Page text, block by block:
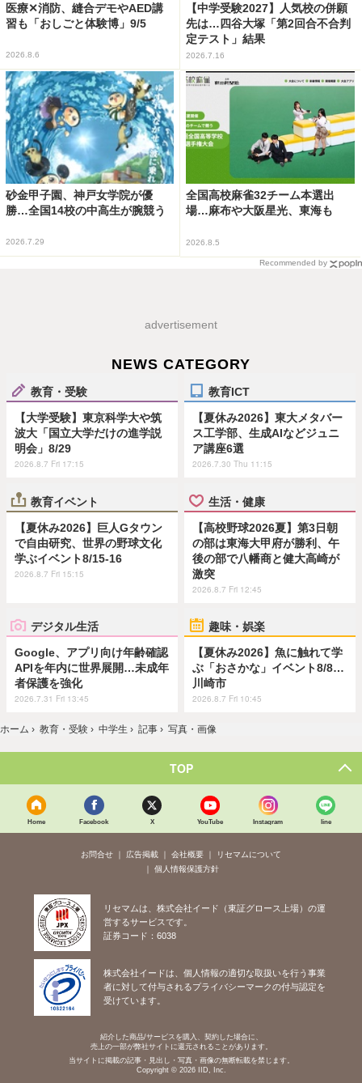
医療✕消防、縫合デモやAED講
習も「おしごと体験博」9/5
2026.8.6
【中学受験2027】人気校の併願
先は…四谷大塚「第2回合不合判
定テスト」結果
2026.7.16
砂金甲子園、神戸女学院が優
勝…全国14校の中高生が腕競う
2026.7.29
全国高校麻雀32チーム本選出
場…麻布や大阪星光、東海も
2026.8.5
Recommended by
advertisement
NEWS CATEGORY
教育・受験
【大学受験】東京科学大や筑
波大「国立大学だけの進学説
明会」8/29
2026.8.7 Fri 17:15
教育ICT
【夏休み2026】東大メタバー
ス工学部、生成AIなどジュニ
ア講座6選
2026.7.30 Thu 11:15
教育イベント
【夏休み2026】巨人Gタウン
で自由研究、世界の野球文化
学ぶイベント8/15-16
2026.8.7 Fri 15:15
生活・健康
【高校野球2026夏】第3日朝
の部は東海大甲府が勝利、午
後の部で八幡商と健大高崎が
激突
2026.8.7 Fri 12:45
デジタル生活
Google、アプリ向け年齢確認
APIを年内に世界展開…未成年
者保護を強化
2026.7.31 Fri 13:45
趣味・娯楽
【夏休み2026】魚に触れて学
ぶ「おさかな」イベント8/8…
川崎市
2026.8.7 Fri 10:45
ホーム › 教育・受験 › 中学生 › 記事 › 写真・画像
TOP
Home Facebook X YouTube Instagram line
お問合せ 広告掲載 会社概要
リセマムについて
個人情報保護方針
リセマムは、株式会社イード（東証グロース上場）の運
営するサービスです。
証券コード：6038
株式会社イードは、個人情報の適切な取扱いを行う事業
者に対して付与されるプライバシーマークの付与認定を
受けています。
紹介した商品/サービスを購入、契約した場合に、
売上の一部が弊社サイトに還元されることがあります。
当サイトに掲載の記事・見出し・写真・画像の無断転載を禁じます。
Copyright © 2026 IID, Inc.